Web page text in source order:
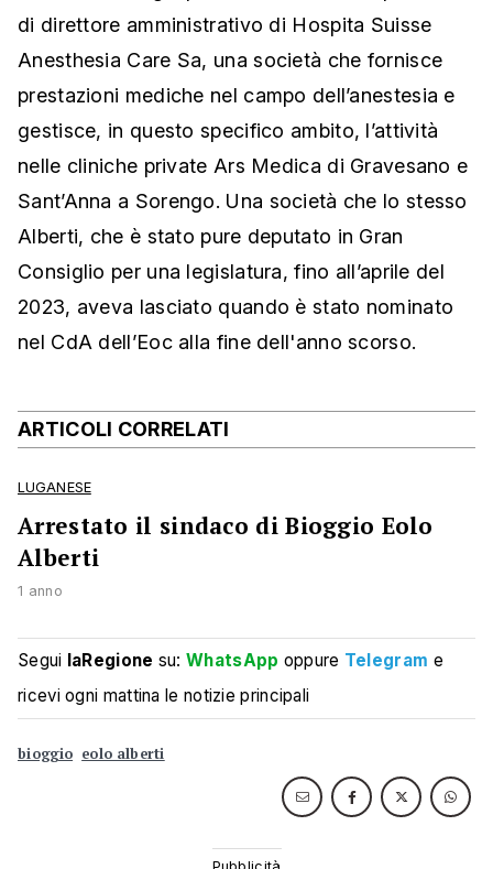
di direttore amministrativo di Hospita Suisse
Anesthesia Care Sa, una società che fornisce
prestazioni mediche nel campo dell’anestesia e
gestisce, in questo specifico ambito, l’attività
nelle cliniche private Ars Medica di Gravesano e
Sant’Anna a Sorengo. Una società che lo stesso
Alberti, che è stato pure deputato in Gran
Consiglio per una legislatura, fino all’aprile del
2023, aveva lasciato quando è stato nominato
nel CdA dell’Eoc alla fine dell'anno scorso.
ARTICOLI CORRELATI
LUGANESE
Arrestato il sindaco di Bioggio Eolo
Alberti
1 anno
Segui laRegione su:WhatsApp oppure Telegram e
ricevi ogni mattina le notizie principali
bioggio eolo alberti